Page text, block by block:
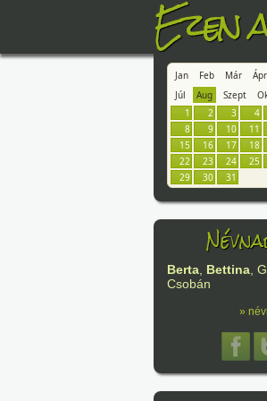
Ezen
Jan Feb Már Ápr
Júl
Aug Szept
1
2 3 4
8
9 10 11
15
16 17 18
22
23 24 25
29
30 31
Berta, Bettina,
Csobán
»